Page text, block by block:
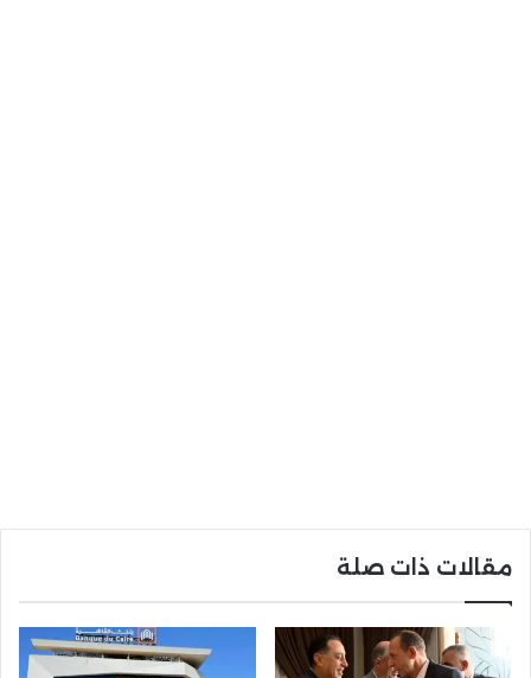
مقالات ذات صلة